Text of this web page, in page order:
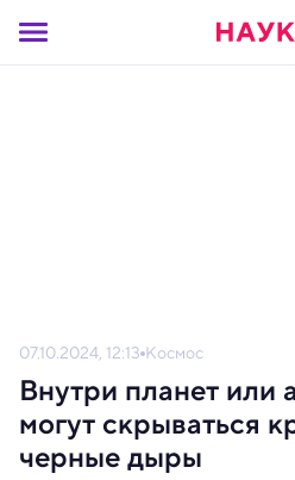
07.10.2024, 12:13 Космос
Внутри планет или
могут скрываться
черные дыры